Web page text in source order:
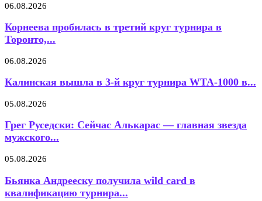
06.08.2026
Корнеева пробилась в третий круг турнира в
Торонто,...
06.08.2026
Калинская вышла в 3-й круг турнира WTA-1000 в...
05.08.2026
Грег Руседски: Сейчас Алькарас — главная звезда
мужского...
05.08.2026
Бьянка Андрееску получила wild card в
квалификацию турнира...